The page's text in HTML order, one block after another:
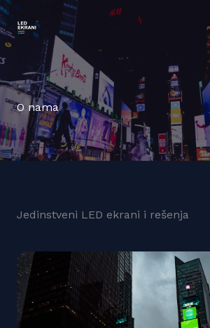
Skip
to
content
O nama
Jedinstveni LED ekrani i rešenja